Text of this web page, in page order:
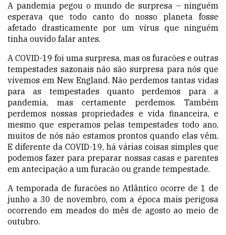
A pandemia pegou o mundo de surpresa – ninguém
esperava que todo canto do nosso planeta fosse
afetado drasticamente por um vírus que ninguém
tinha ouvido falar antes.
A COVID-19 foi uma surpresa, mas os furacões e outras
tempestades sazonais não são surpresa para nós que
vivemos em New England. Não perdemos tantas vidas
para as tempestades quanto perdemos para a
pandemia, mas certamente perdemos. Também
perdemos nossas propriedades e vida financeira, e
mesmo que esperamos pelas tempestades todo ano,
muitos de nós não estamos prontos quando elas vêm.
E diferente da COVID-19, há várias coisas simples que
podemos fazer para preparar nossas casas e parentes
em antecipação a um furacão ou grande tempestade.
A temporada de furacões no Atlântico ocorre de 1 de
junho a 30 de novembro, com a época mais perigosa
ocorrendo em meados do mês de agosto ao meio de
outubro.